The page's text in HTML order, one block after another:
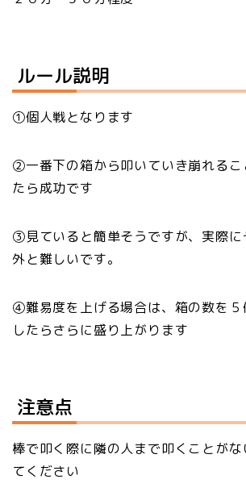
ルール説明
①個人戦となります
②一番下の箱から叩いていき崩れるこ
たら成功です
③見ていると簡単そうですが、実際に
外と難しいです。
④難易度を上げる場合は、箱の数を５
したらさらに盛り上がります
注意点
棒で叩く際に隣の人まで叩くことが
てください